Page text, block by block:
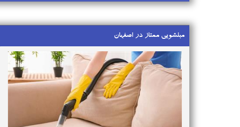
مبلشویی ممتاز در اصفهان